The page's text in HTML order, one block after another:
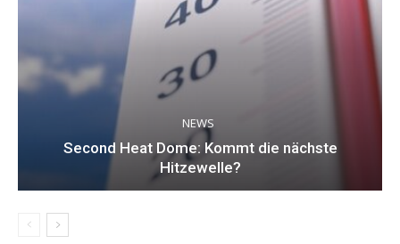
NEWS
Second Heat Dome: Kommt die nächste
Hitzewelle?